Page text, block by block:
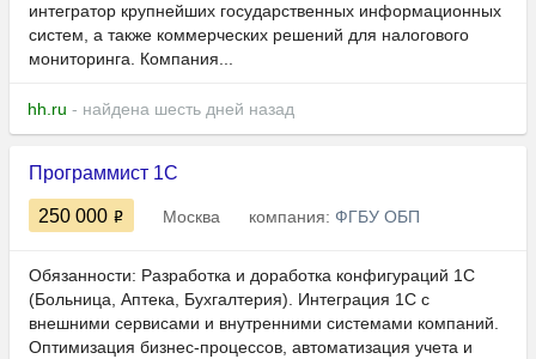
интегратор крупнейших государственных информационных
систем, а также коммерческих решений для налогового
мониторинга. Компания...
hh.ru - найдена шесть дней назад
Программист 1С
250 000 Москва компания: ФГБУ ОБП
Обязанности: Разработка и доработка конфигураций 1С
(Больница, Аптека, Бухгалтерия). Интеграция 1С с
внешними сервисами и внутренними системами компаний.
Оптимизация бизнес-процессов, автоматизация учета и